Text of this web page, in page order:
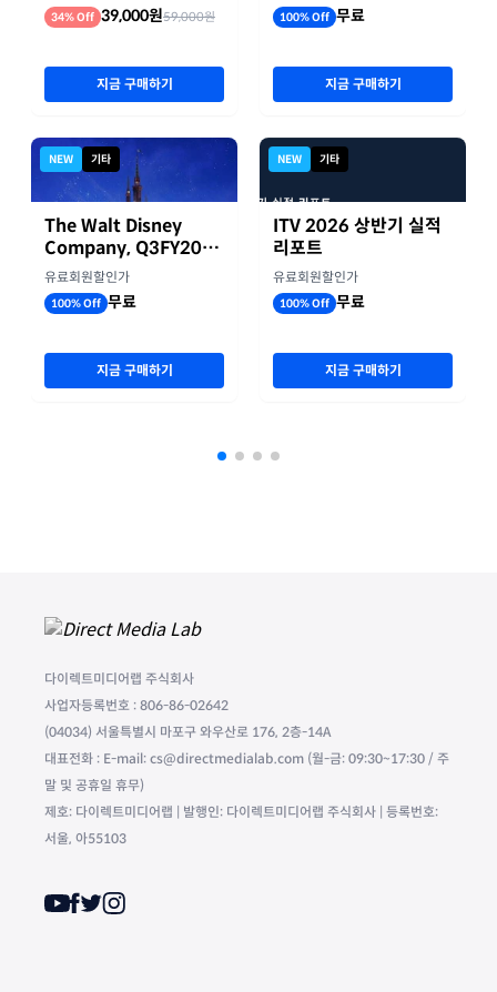
34% Off 39,000원59,000원
지금 구매하기
NEW 기타
The Walt Disney
Company, Q3FY2026
실적자료
유료회원할인가
100% Off 무료
지금 구매하기
100% Off 무료
지금 구매하기
NEW 기타
ITV 2026 상반기 실적
리포트
유료회원할인가
100% Off 무료
지금 구매하기
다이렉트미디어랩 주식회사
사업자등록번호 : 806-86-02642
(04034) 서울특별시 마포구 와우산로 176, 2층-14A
대표전화 : E-mail: cs@directmedialab.com (월-금: 09:30~17:30 / 주
말 및 공휴일 휴무)
제호: 다이렉트미디어랩 | 발행인: 다이렉트미디어랩 주식회사 | 등록번호:
서울, 아55103